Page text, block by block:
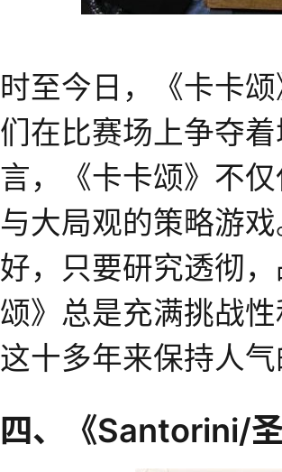
时至今日，《卡卡
们在比赛场上争夺
言，《卡卡颂》不
与大局观的策略游
好，只要研究透彻
颂》总是充满挑战
这十多年来保持人
四、《Santorini/